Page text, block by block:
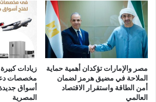
مصر والإمارات تؤكدان أهمية حماية
الملاحة في مضيق هرمز لضمان
أمن الطاقة واستقرار الاقتصاد
العالمي
زيادات
مخصصات
أسواق
المصرية